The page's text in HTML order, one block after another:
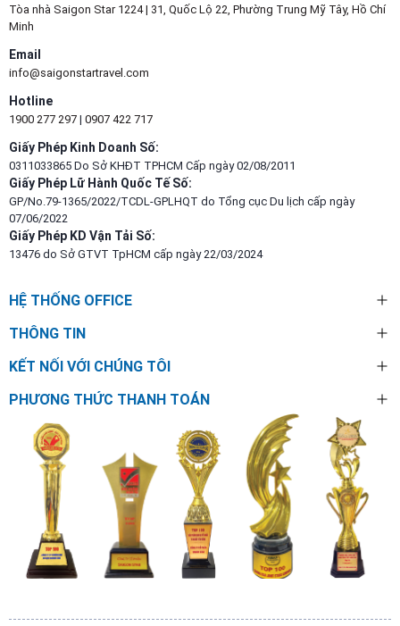
Tòa nhà Saigon Star 1224 | 31, Quốc Lộ 22, Phường Trung Mỹ Tây, Hồ Chí
Minh
Email
info@saigonstartravel.com
Hotline
1900 277 297 | 0907 422 717
Giấy Phép Kinh Doanh Số:
0311033865 Do Sở KHĐT TPHCM Cấp ngày 02/08/2011
Giấy Phép Lữ Hành Quốc Tế Số:
GP/No.79-1365/2022/TCDL-GPLHQT do Tổng cục Du lịch cấp ngày
07/06/2022
Giấy Phép KD Vận Tải Số:
13476 do Sở GTVT TpHCM cấp ngày 22/03/2024
HỆ THỐNG OFFICE
THÔNG TIN
KẾT NỐI VỚI CHÚNG TÔI
PHƯƠNG THỨC THANH TOÁN